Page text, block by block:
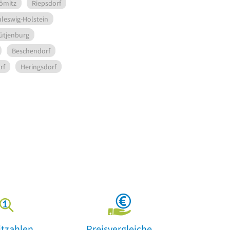
Riepsdorf
Holstein
Beschendorf
Heringsdorf